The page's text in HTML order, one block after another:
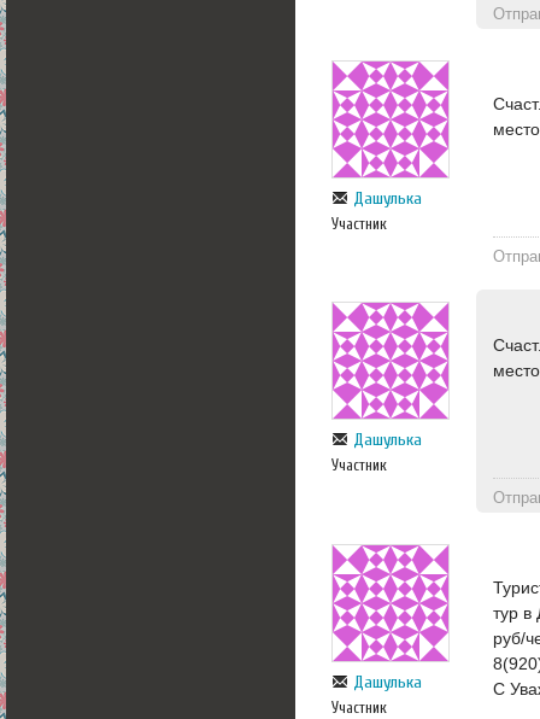
Дашулька
Участник
Дашулька
Участник
Дашулька
Участник
тур в
руб/
С